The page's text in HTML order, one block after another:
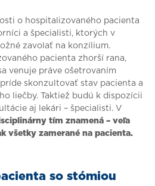
o hospitalizovaného pacienta
a špecialisti, ktorých v
zavolať na konzílium.
pacienta zhorší rana,
venuje práve ošetrovaním
skonzultovať stav pacienta a
liečby. Taktiež budú k dispozícii
aj lekári – špecialisti. V
tím znamená – veľa
všetky zamerané na pacienta.
so stómiou